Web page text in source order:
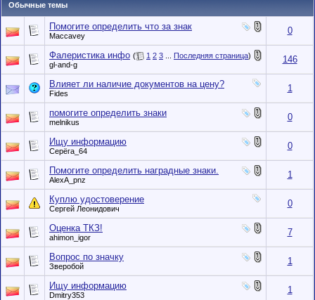
Обычные темы
Помогите определить что за знак
Maccavey 0
Фалеристика инфо ( 1 2 3 Последняя страница)
gl-and-g
146
Влияет ли наличие документов на цену?
Fides 1
помогите определить знаки
melnikus 0
Ищу информацию
Серёга_64 0
Помогите определить наградные знаки.
AlexA_pnz 1
Куплю удостоверение
Сергей Леонидович 0
Оценка ТКЗ!
ahimon_igor 7
Вопрос по значку
Зверобой 1
Ищу информацию
Dmitry353 1